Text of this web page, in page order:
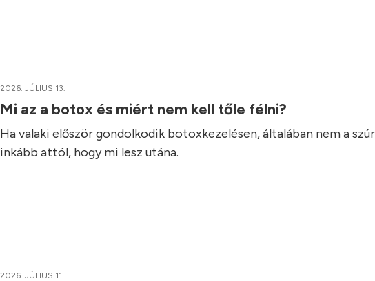
2026. JÚLIUS 13.
Mi az a botox és miért nem kell tőle félni?
Ha valaki először gondolkodik botoxkezelésen, általában nem a
inkább attól, hogy mi lesz utána.
2026. JÚLIUS 11.